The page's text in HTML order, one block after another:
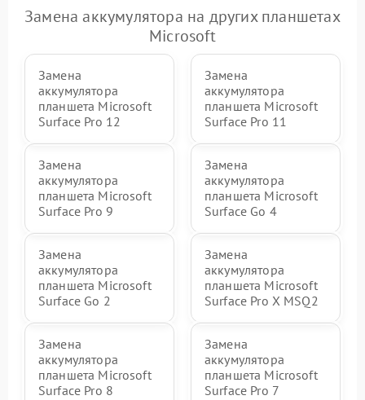
Замена аккумулятора на других планшетах
Microsoft
Замена
аккумулятора
планшета Microsoft
Surface Pro 12
Замена
аккумулятора
планшета Microsoft
Surface Pro 11
Замена
аккумулятора
планшета Microsoft
Surface Pro 9
Замена
аккумулятора
планшета Microsoft
Surface Go 4
Замена
аккумулятора
планшета Microsoft
Surface Go 2
Замена
аккумулятора
планшета Microsoft
Surface Pro X MSQ2
Замена
аккумулятора
планшета Microsoft
Surface Pro 8
Замена
аккумулятора
планшета Microsoft
Surface Pro 7